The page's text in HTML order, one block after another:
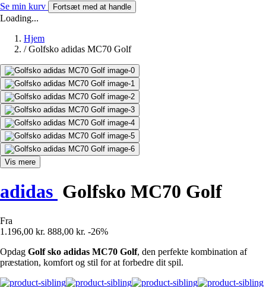
Se min kurv Fortsæt med at handle
Loading...
Hjem
/ Golfsko adidas MC70 Golf
Vis mere
adidas Golfsko MC70 Golf
Fra
1.196,00 kr. 888,00 kr. -26%
Opdag Golf sko adidas MC70 Golf, den perfekte kombination af
præstation, komfort og stil for at forbedre dit spil.